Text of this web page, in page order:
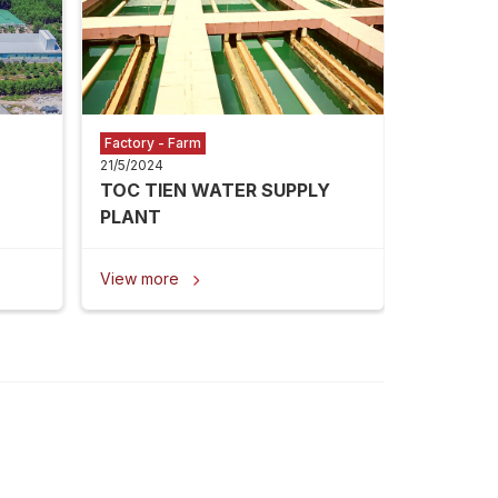
Factory - Farm
21/5/2024
TOC TIEN WATER SUPPLY
PLANT
View more 